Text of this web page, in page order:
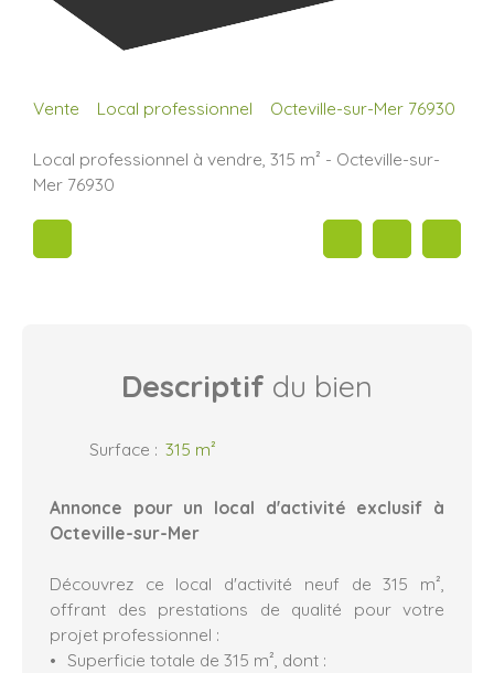
Vente Local professionnel Octeville-sur-Mer 76930
Local professionnel à vendre, 315 m² - Octeville-sur-
Mer 76930
Descriptif du bien
Surface : 315 m²
Annonce pour un local d'activité exclusif à
Octeville-sur-Mer
Découvrez ce local d'activité neuf de 315 m²,
offrant des prestations de qualité pour votre
projet professionnel :
Superficie totale de 315 m², dont :